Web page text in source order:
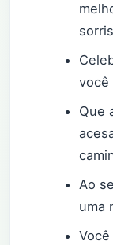
você
Que
Ao
uma